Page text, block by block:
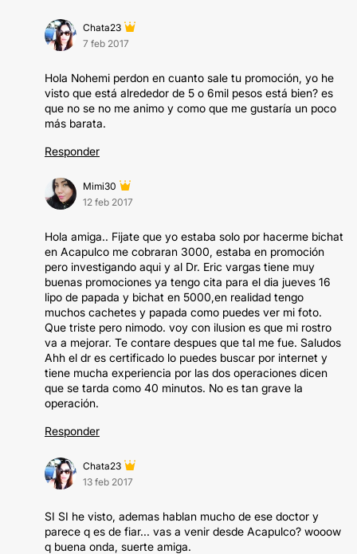
Chata23
7 feb 2017
Hola Nohemi perdon en cuanto sale tu promoción, yo he
visto que está alrededor de 5 o 6mil pesos está bien? es
que no se no me animo y como que me gustaría un poco
más barata.
Responder
Mimi30
12 feb 2017
Hola amiga.. Fijate que yo estaba solo por hacerme bichat
en Acapulco me cobraran 3000, estaba en promoción
pero investigando aqui y al Dr. Eric vargas tiene muy
buenas promociones ya tengo cita para el dia jueves 16
lipo de papada y bichat en 5000,en realidad tengo
muchos cachetes y papada como puedes ver mi foto.
Que triste pero nimodo. voy con ilusion es que mi rostro
va a mejorar. Te contare despues que tal me fue. Saludos
Ahh el dr es certificado lo puedes buscar por internet y
tiene mucha experiencia por las dos operaciones dicen
que se tarda como 40 minutos. No es tan grave la
operación.
Responder
Chata23
13 feb 2017
SI SI he visto, ademas hablan mucho de ese doctor y
parece q es de fiar... vas a venir desde Acapulco? wooow
q buena onda, suerte amiga.